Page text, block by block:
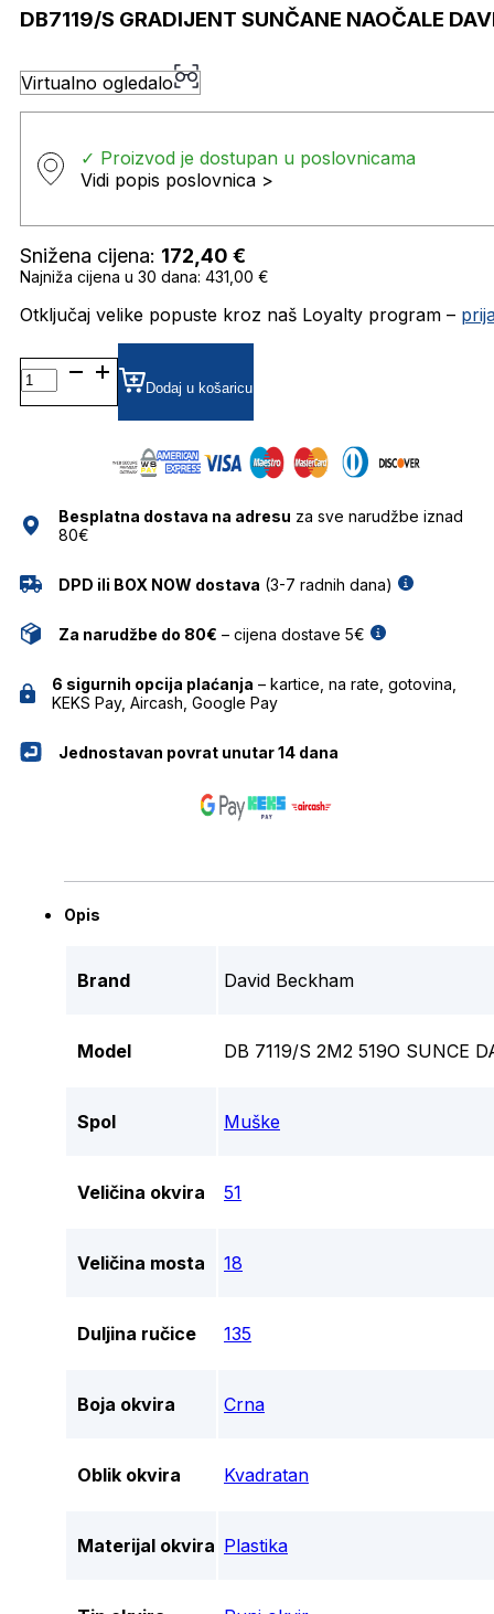
DB7119/S GRADIJENT SUNČANE NAOČALE
Virtualno ogledalo
✓ Proizvod je dostupan u poslovnicama
Vidi popis poslovnica >
Snižena cijena: 172,40 €
Najniža cijena u 30 dana: 431,00 €
Otključaj velike popuste kroz naš Loyalty program –
DB7119/S
GRADIJENT SUNČANE
NAOČALE
Dodaj u košaricu
Besplatna dostava na adresu za sve narudžbe iznad
80€
DPD ili BOX NOW dostava (3-7 radnih dana)
Za narudžbe do 80€ – cijena dostave 5€
6 sigurnih opcija plaćanja – kartice, na rate, gotovina,
KEKS Pay, Aircash, Google Pay
Jednostavan povrat unutar 14 dana
Opis
Brand David Beckham
Model DB 7119/S 2M2 519O SUNCE
Spol Muške
Veličina okvira 51
Veličina mosta 18
Duljina ručice 135
Boja okvira Crna
Oblik okvira Kvadratan
Materijal okvira Plastika